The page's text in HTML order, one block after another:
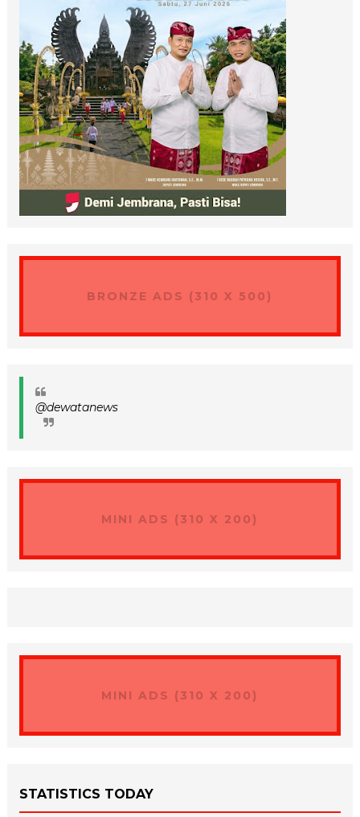
BRONZE ADS (310 X 500)
@dewatanews
MINI ADS (310 X 200)
MINI ADS (310 X 200)
STATISTICS TODAY